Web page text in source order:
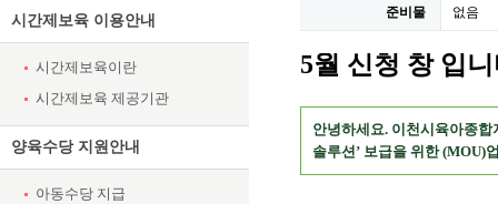
시간제보육 이용안내
시간제보육이란
시간제보육 제공기관
양육수당 지원안내
아동수당 지급
준비물 없음
5월 신청 창 입
안녕하세요. 이천시육아종
솔루션’ 보급을 위한(MOU)